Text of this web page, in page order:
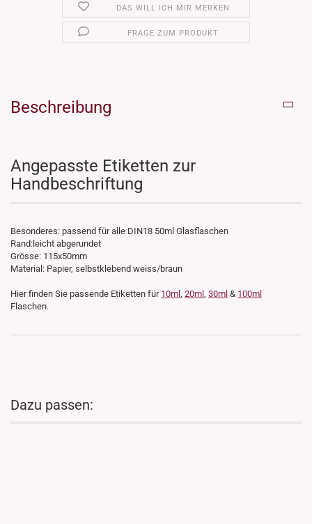
DAS WILL ICH MIR MERKEN
FRAGE ZUM PRODUKT
Beschreibung
Angepasste Etiketten zur
Handbeschriftung
Besonderes: passend für alle DIN18 50ml Glasflaschen
Rand:leicht abgerundet
Grösse: 115x50mm
Material: Papier, selbstklebend weiss/braun
Hier finden Sie passende Etiketten für 10ml , 20ml , 30ml & 100ml
Flaschen.
Dazu passen: